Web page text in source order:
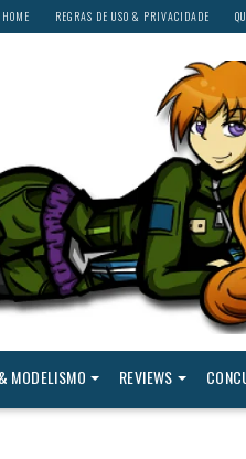
HOME REGRAS DE USO & PRIVACIDADE
MODELISMO REVIEWS